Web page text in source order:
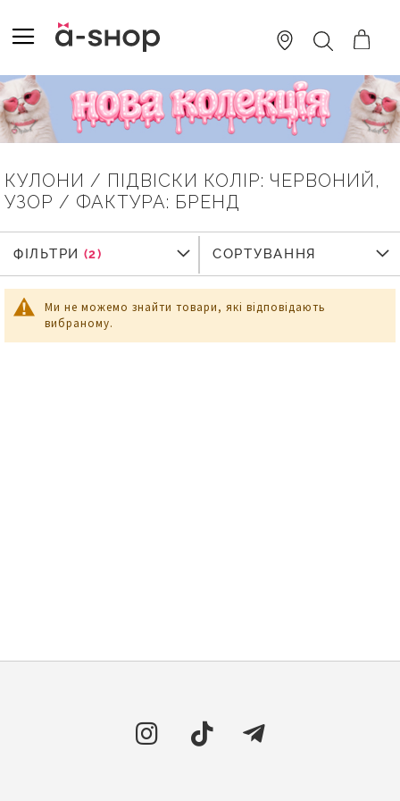
TO
CONTENT
ПОШУК
КУЛОНИ / ПІДВІСКИ КОЛІР: ЧЕРВОНИЙ,
УЗОР / ФАКТУРА: БРЕНД
Ми не можемо знайти товари, які відповідають
вибраному.
ФІЛЬТРИ
ФІЛЬТРИ СОРТУВАННЯ